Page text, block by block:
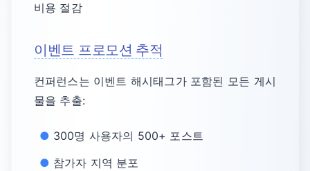
비용 절감
이벤트 프로모션 추적
컨퍼런스는 이벤트 해시태그가 포함된 모든 게시
물을 추출:
300명 사용자의 500+ 포스트
참가자 지역 분포